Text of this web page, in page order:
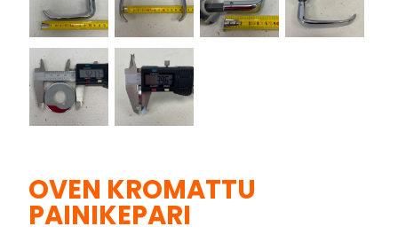
OVEN KROMATTU
PAINIKEPARI